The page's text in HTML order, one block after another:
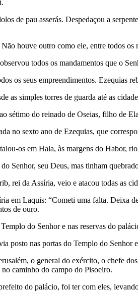
de pau asserás. Despedaçou a
houve outro como ele, entre todos os
todos os mandamentos que o
os seus empreendimentos. Ezequias
as simples torres de guarda até as
sétimo do reinado de Oseias, filho de
no sexto ano de Ezequias, que
os em Hala, às margens do Habor,
Senhor, seu Deus, mas tinham
rei da Assíria, veio e atacou todas as
em Laquis: “Cometi uma falta. Deixa
de ouro.
do Senhor e nas reservas do
posto nas portas do Templo do Senhor
o general do exército, o chefe
caminho do campo do Pisoeiro.
do palácio, foi ter com eles,